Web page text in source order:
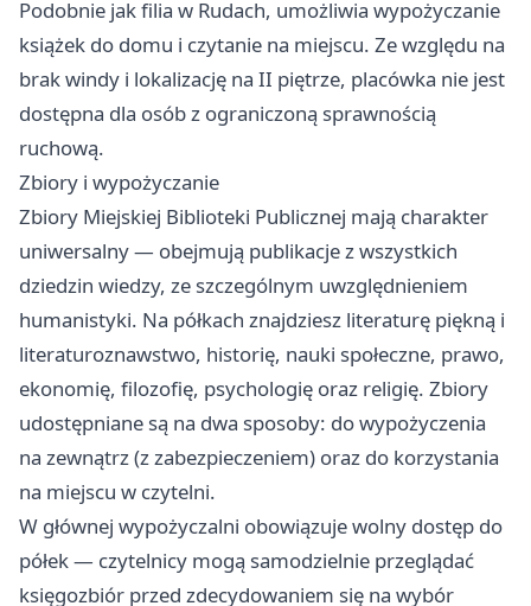
Podobnie jak filia w Rudach, umożliwia wypożyczanie
książek do domu i czytanie na miejscu. Ze względu na
brak windy i lokalizację na II piętrze, placówka nie jest
dostępna dla osób z ograniczoną sprawnością
ruchową.
Zbiory i wypożyczanie
Zbiory Miejskiej Biblioteki Publicznej mają charakter
uniwersalny — obejmują publikacje z wszystkich
dziedzin wiedzy, ze szczególnym uwzględnieniem
humanistyki. Na półkach znajdziesz literaturę piękną i
literaturoznawstwo, historię, nauki społeczne, prawo,
ekonomię, filozofię, psychologię oraz religię. Zbiory
udostępniane są na dwa sposoby: do wypożyczenia
na zewnątrz (z zabezpieczeniem) oraz do korzystania
na miejscu w czytelni.
W głównej wypożyczalni obowiązuje wolny dostęp do
półek — czytelnicy mogą samodzielnie przeglądać
księgozbiór przed zdecydowaniem się na wybór